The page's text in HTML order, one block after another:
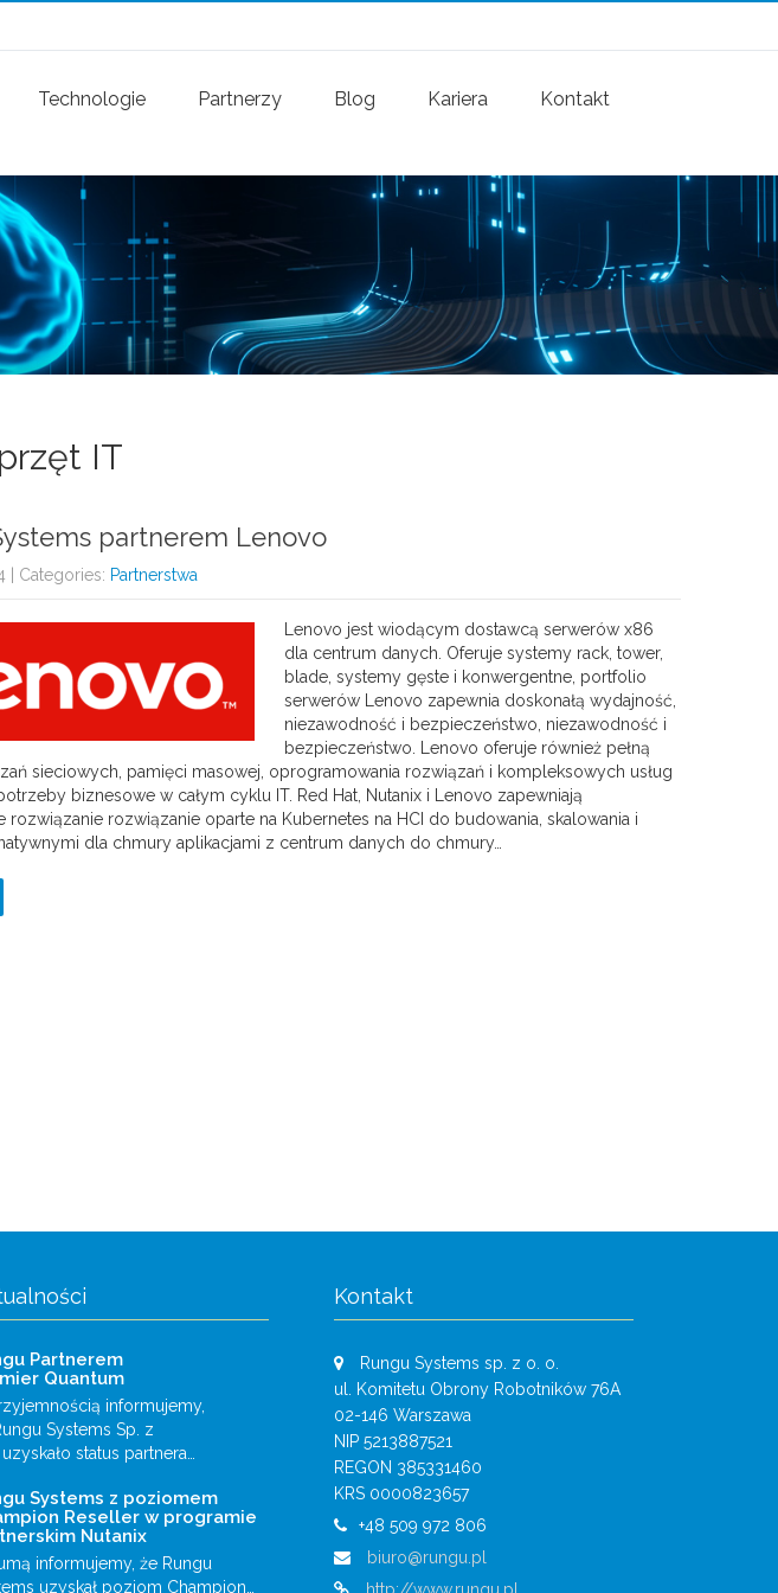
Technologie Partnerzy Blog Kariera Kontakt
IT
partnerem Lenovo
| Categories: Partnerstwa
Lenovo jest wiodącym dostawcą serwerów x86
dla centrum danych. Oferuje systemy rack, tower,
blade, systemy gęste i konwergentne, portfolio
serwerów Lenovo zapewnia doskonałą wydajność,
niezawodność i bezpieczeństwo, niezawodność i
bezpieczeństwo. Lenovo oferuje również pełną
sieciowych, pamięci masowej, oprogramowania rozwiązań i kompleksowych usług
biznesowe w całym cyklu IT. Red Hat, Nutanix i Lenovo zapewniają
rozwiązanie rozwiązanie oparte na Kubernetes na HCI do budowania, skalowania i
dla chmury aplikacjami z centrum danych do chmury…
Partnerem
Quantum
informujemy,
Systems Sp. z
status partnera…
Systems z poziomem
Reseller w programie
Nutanix
informujemy, że Rungu
uzyskał poziom Champion…
Kontakt
Rungu Systems sp. z o. o.
ul. Komitetu Obrony Robotników 76A
02-146 Warszawa
NIP 5213887521
REGON 385331460
KRS 0000823657
+48 509 972 806
biuro@rungu.pl